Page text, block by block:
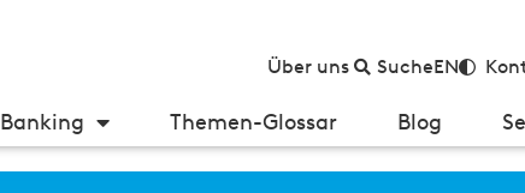
Über uns SucheEN
Banking Themen-Glossar Blog